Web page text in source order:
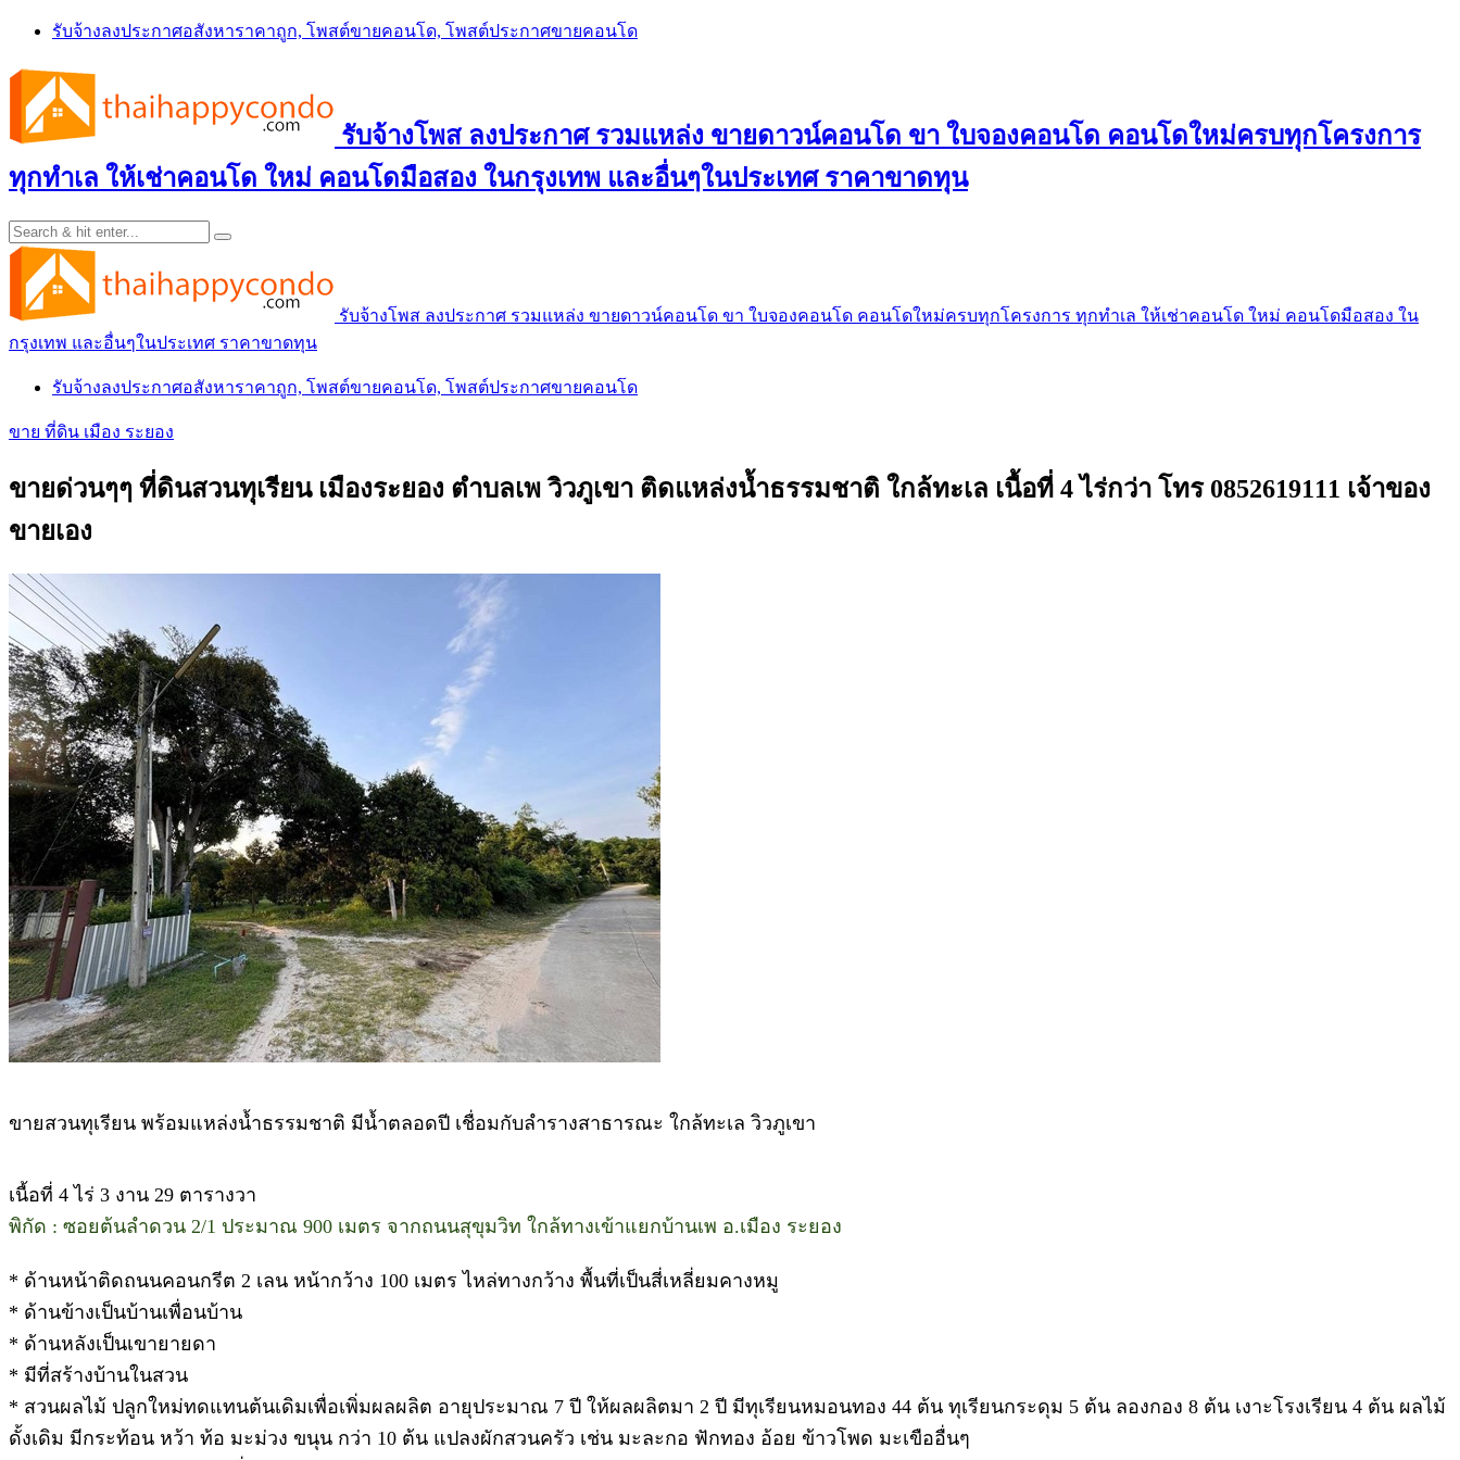
Skip
content
รับจ้างลงประกาศอสังหาราคาถูก, โพสต์ขายคอนโด, โพสต์ประกาศขายคอนโด
รับจ้างโพส ลงประกาศ รวมแหล่ง ขายดาวน์คอนโด ขา ใบจองคอนโด คอนโดใหม่ครบทุกโครงการ
ทุกทำเล ให้เช่าคอนโด ใหม่ คอนโดมือสอง ในกรุงเทพ และอื่นๆในประเทศ ราคาขาดทุน
รับจ้างโพส ลงประกาศ รวมแหล่ง ขายดาวน์คอนโด ขา ใบจองคอนโด คอนโดใหม่ครบทุกโครงการ ทุกทำเล ให้เช่าคอนโด ใหม่ คอนโดมือสอง ใน
กรุงเทพ และอื่นๆในประเทศ ราคาขาดทุน
รับจ้างลงประกาศอสังหาราคาถูก, โพสต์ขายคอนโด, โพสต์ประกาศขายคอนโด
ขาย ที่ดิน เมือง ระยอง
ขายด่วนๆๆ ที่ดินสวนทุเรียน เมืองระยอง ตำบลเพ วิวภูเขา ติดแหล่งน้ำธรรมชาติ ใกล้ทะเล เนื้อที่ 4 ไร่กว่า โทร 0852619111 เจ้าของ
ขายเอง
ขายสวนทุเรียน พร้อมแหล่งน้ำธรรมชาติ มีน้ำตลอดปี เชื่อมกับลำรางสาธารณะ ใกล้ทะเล วิวภูเขา
เนื้อที่ 4 ไร่ 3 งาน 29 ตารางวา
พิกัด : ซอยต้นลำดวน 2/1 ประมาณ 900 เมตร จากถนนสุขุมวิท ใกล้ทางเข้าแยกบ้านเพ อ.เมือง ระยอง
* ด้านหน้าติดถนนคอนกรีต 2 เลน หน้ากว้าง 100 เมตร ไหล่ทางกว้าง พื้นที่เป็นสี่เหลี่ยมคางหมู
* ด้านข้างเป็นบ้านเพื่อนบ้าน
* ด้านหลังเป็นเขายายดา
* มีที่สร้างบ้านในสวน
* สวนผลไม้ ปลูกใหม่ทดแทนต้นเดิมเพื่อเพิ่มผลผลิต อายุประมาณ 7 ปี ให้ผลผลิตมา 2 ปี มีทุเรียนหมอนทอง 44 ต้น ทุเรียนกระดุม 5 ต้น ลองกอง 8 ต้น เงาะโรงเรียน 4 ต้น ผลไม้
ดั้งเดิม มีกระท้อน หว้า ท้อ มะม่วง ขนุน กว่า 10 ต้น แปลงผักสวนครัว เช่น มะละกอ ฟักทอง อ้อย ข้าวโพด มะเขืออื่นๆ